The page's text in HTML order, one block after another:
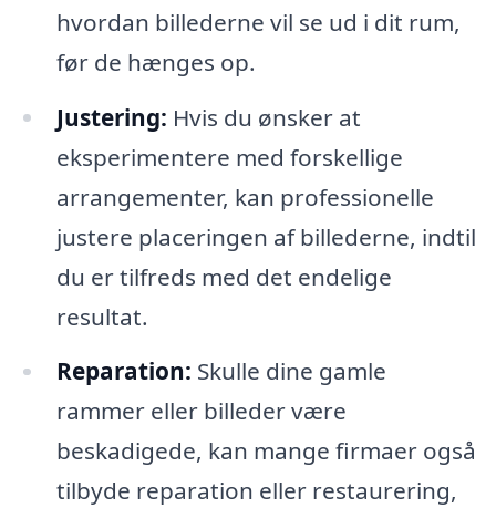
hvordan billederne vil se ud i dit rum,
før de hænges op.
Justering: Hvis du ønsker at
eksperimentere med forskellige
arrangementer, kan professionelle
justere placeringen af billederne, indtil
du er tilfreds med det endelige
resultat.
Reparation: Skulle dine gamle
rammer eller billeder være
beskadigede, kan mange firmaer også
tilbyde reparation eller restaurering,